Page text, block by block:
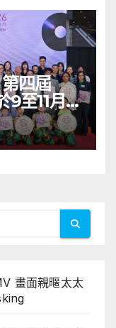
9至11月舉
音樂會演
碩良 聯同
的KARDI
畫面親暱太太